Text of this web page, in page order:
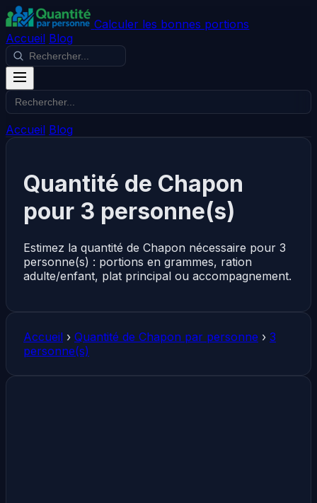
Calculer les bonnes portions
Accueil Blog
Accueil Blog
Quantité de Chapon
pour 3 personne(s)
Estimez la quantité de Chapon nécessaire pour 3
personne(s) : portions en grammes, ration
adulte/enfant, plat principal ou accompagnement.
Accueil › Quantité de Chapon par personne › 3
personne(s)